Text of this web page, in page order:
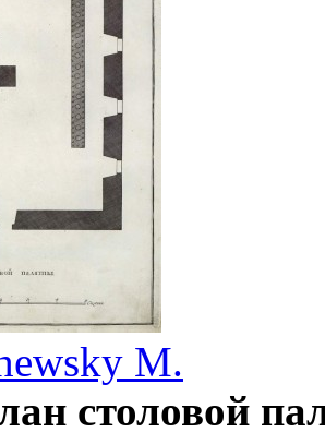
M.
столовой